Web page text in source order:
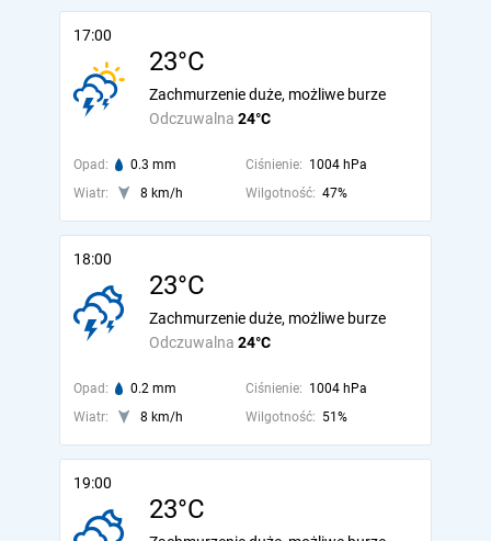
17:00
23°C
Odczuwalna 24°C
Zachmurzenie duże, możliwe burze
Opad: 0.3 mm Ciśnienie: 1004 hPa
Wiatr:
8 km/h Wilgotność: 47%
18:00
23°C
Odczuwalna 24°C
Zachmurzenie duże, możliwe burze
Opad: 0.2 mm Ciśnienie: 1004 hPa
Wiatr:
8 km/h Wilgotność: 51%
19:00
23°C